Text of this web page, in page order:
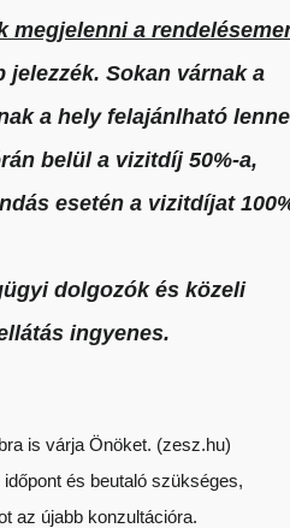
nyújtani?
amennyire
Önre figyelünk!
és Astellas Díjas
!
megjelenni a
jelezzék. Sokan várnak a
a hely felajánlható
belül a vizitdíj 50%-a,
esetén a vizitdíjat
dolgozók és közeli
ingyenes.
is várja Önöket. (zesz.hu)
és beutaló szükséges,
az újabb konzultációra.